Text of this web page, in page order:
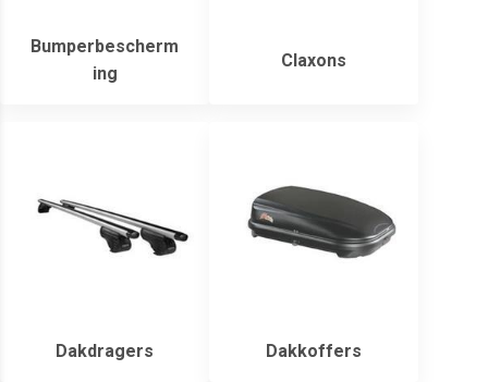
Bumperbescherm
ing
Claxons
Dakdragers Dakkoffers